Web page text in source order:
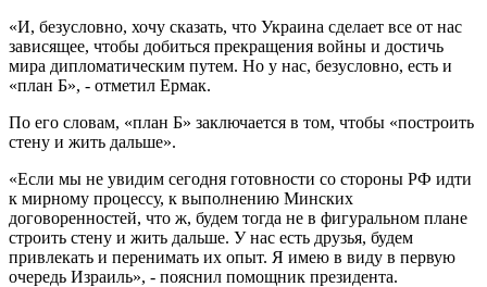
«И, безусловно, хочу сказать, что Украина сделает все от нас
зависящее, чтобы добиться прекращения войны и достичь
мира дипломатическим путем. Но у нас, безусловно, есть и
«план Б», - отметил Ермак.
По его словам, «план Б» заключается в том, чтобы «построить
стену и жить дальше».
«Если мы не увидим сегодня готовности со стороны РФ идти
к мирному процессу, к выполнению Минских
договоренностей, что ж, будем тогда не в фигуральном плане
строить стену и жить дальше. У нас есть друзья, будем
привлекать и перенимать их опыт. Я имею в виду в первую
очередь Израиль», - пояснил помощник президента.